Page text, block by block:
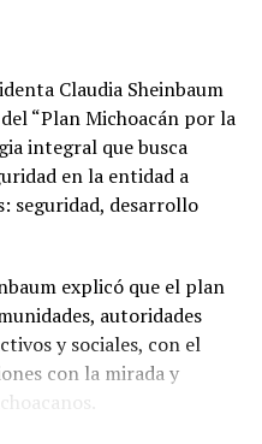
Potosí un inmueble de
pago realizó en una
de propiedades en la
de los 2 millones 671
tiene un valor real
de 2013, adquirió en el
de San Luis
cuadrados, con un
pesos con pago de
Claudia Sheinbaum
“Plan Michoacán por la
integral que busca
en la entidad a
seguridad, desarrollo
explicó que el plan
autoridades
y sociales, con el
con la mirada y